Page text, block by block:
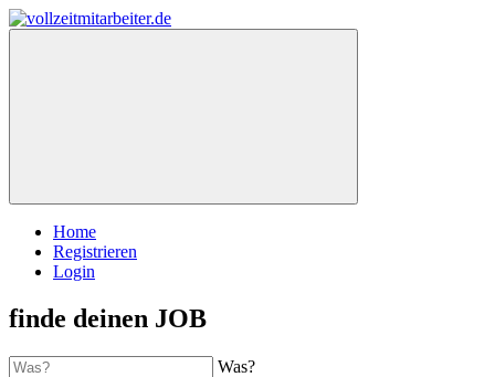
Home
Registrieren
Login
finde deinen JOB
Was?